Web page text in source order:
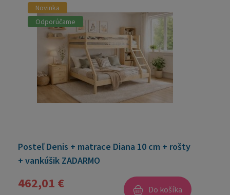
Novinka
Odporúčame
Posteľ Denis + matrace Diana 10 cm + rošty
+ vankúšik ZADARMO
462,01 € Do košíka